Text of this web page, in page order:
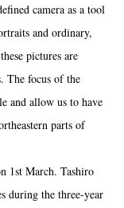
camera as a tool
and ordinary,
pictures are
The focus of the
and allow us to have
parts of
1st March. Tashiro
during the three-year